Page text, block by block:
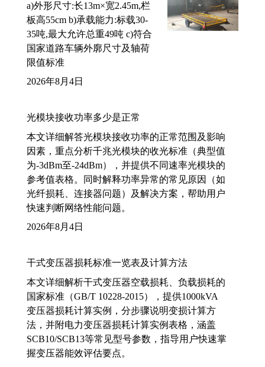
a)外形尺寸:长13m×宽2.45m,栏
板高55cm b)承载能力:标载30-
35吨,最大允许总重49吨 c)符合
国家道路车辆外廓尺寸及轴荷
限值标准
2026年8月4日
光模块接收功率多少是正常
本文详细解答光模块接收功率的正常范围及影响
因素，重点分析千兆光模块的收光标准（典型值
为-3dBm至-24dBm），并提供不同速率光模块的
参考值表格。同时解释功率异常的常见原因（如
光纤损耗、连接器问题）及解决方案，帮助用户
快速判断网络性能问题。
2026年8月4日
干式变压器损耗标准一览表及计算方法
本文详细解析干式变压器空载损耗、负载损耗的
国家标准（GB/T 10228-2015），提供1000kVA
变压器损耗计算实例，分步骤说明变损计算方
法，并附电力变压器损耗计算实例表格，涵盖
SCB10/SCB13等常见型号参数，指导用户快速掌
握变压器能效评估要点。